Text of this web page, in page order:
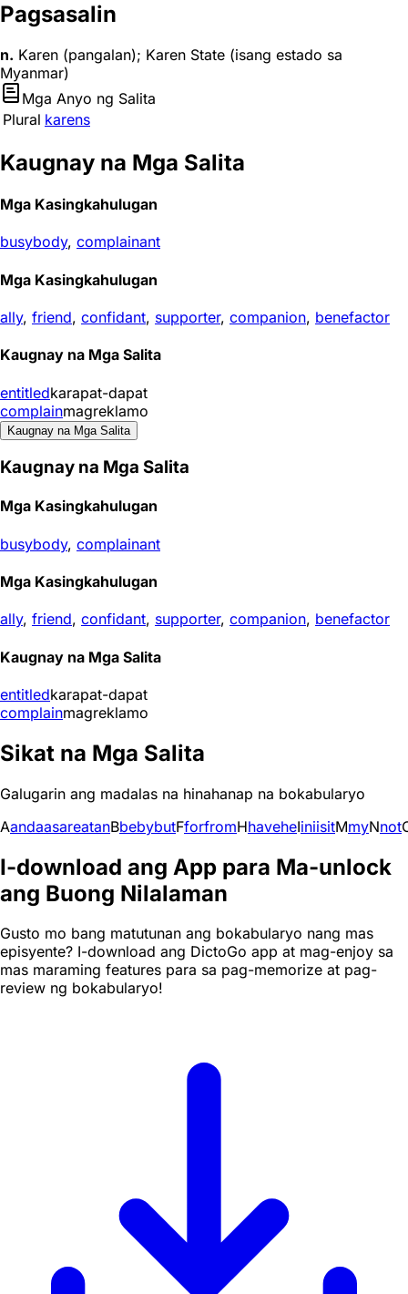
Pagsasalin
n. Karen (pangalan); Karen State (isang estado sa
Myanmar)
Mga Anyo ng Salita
Plural karens
Kaugnay na Mga Salita
Mga Kasingkahulugan
busybody, complainant
Mga Kasingkahulugan
ally, friend, confidant, supporter, companion, benefactor
Kaugnay na Mga Salita
entitledkarapat-dapat
complainmagreklamo
Kaugnay na Mga Salita
Kaugnay na Mga Salita
Mga Kasingkahulugan
busybody, complainant
Mga Kasingkahulugan
ally, friend, confidant, supporter, companion, benefactor
Kaugnay na Mga Salita
entitledkarapat-dapat
complainmagreklamo
Sikat na Mga Salita
Galugarin ang madalas na hinahanap na bokabularyo
AandaasareatanBbebybutFforfromHhaveheIiniisitMmyNnot
I-download ang App para Ma-unlock
ang Buong Nilalaman
Gusto mo bang matutunan ang bokabularyo nang mas
episyente? I-download ang DictoGo app at mag-enjoy sa
mas maraming features para sa pag-memorize at pag-
review ng bokabularyo!